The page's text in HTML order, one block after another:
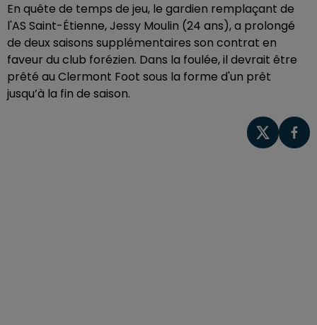
En quête de temps de jeu, le gardien remplaçant de
l'AS Saint-Étienne, Jessy Moulin (24 ans), a prolongé
de deux saisons supplémentaires son contrat en
faveur du club forézien. Dans la foulée, il devrait être
prêté au Clermont Foot sous la forme d'un prêt
jusqu’à la fin de saison.